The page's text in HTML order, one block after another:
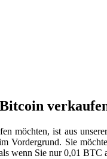
möchten, ist aus
Vordergrund. Sie
wenn Sie nur 0,01 BTC